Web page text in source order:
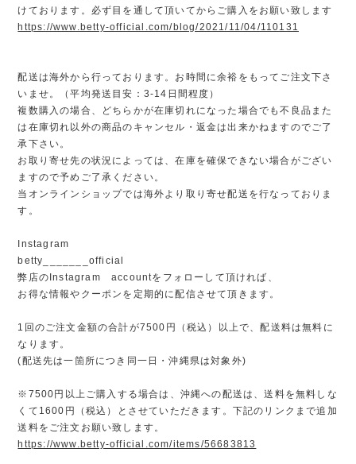
けております。必ず目を通して頂いてからご購入をお願い致します
https://www.betty-official.com/blog/2021/11/04/110131
配送は海外から行っております。お時間に余裕をもってご注文下さ
いませ。（平均発送目安：3-14日間程度）
複数購入の場合、どちらかが在庫切れになった場合でも不良品また
は在庫切れ以外の商品のキャンセル・返金は出来かねますのでご了
承下さい。
お取り寄せ先の状況によっては、在庫を確保できない場合がござい
ますので予めご了承ください。
当オンラインショップでは海外より取り寄せ配送を行なっておりま
す。
Instagram
betty_______official
弊店のInstagram accountをフォローして頂ければ、
お得な情報やクーポンを定期的に配信させて頂きます。
1回のご注文金額の合計が7500円（税込）以上で、配送料は無料に
なります。
(配送先は一箇所につき同一日・沖縄県は対象外)
※7500円以上ご購入する場合は、沖縄への配送は、送料を無料しな
くて1600円（税込）とさせていただきます。下記のリンクまで追加
送料をご注文お願い致します。
https://www.betty-official.com/items/56683813